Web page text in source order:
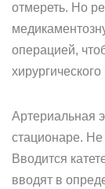
отмереть. Но
операцией,
Артериальная
стационаре. Не
Вводится
вводят в